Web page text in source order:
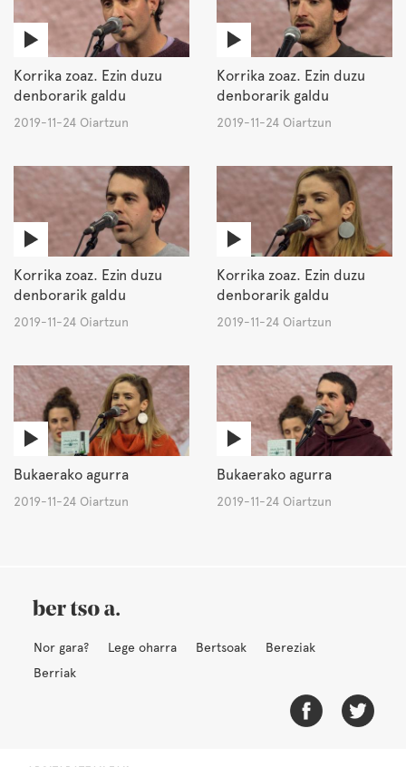
Korrika zoaz. Ezin duzu
denborarik galdu
2019-11-24 Oiartzun
Korrika zoaz. Ezin duzu
denborarik galdu
2019-11-24 Oiartzun
Korrika zoaz. Ezin duzu
denborarik galdu
2019-11-24 Oiartzun
Korrika zoaz. Ezin duzu
denborarik galdu
2019-11-24 Oiartzun
Bukaerako agurra
2019-11-24 Oiartzun
Bukaerako agurra
2019-11-24 Oiartzun
Nor gara? Lege oharra Bertsoak
Bereziak
Berriak